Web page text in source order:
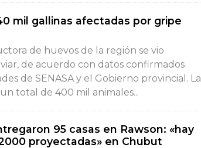
mil gallinas afectadas por gripe
de huevos de la región se vio
de acuerdo con datos confirmados
de SENASA y el Gobierno provincial. La
total de 400 mil animales...
95 casas en Rawson: «hay
proyectadas» en Chubut